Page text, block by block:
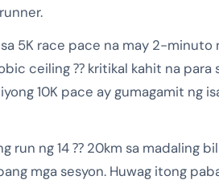
5K race pace na may 2-
ceiling ⁇ kritikal kahit na para
10K pace ay gumagamit ng
run ng 14 ⁇ 20km sa madaling
mga sesyon. Huwag itong